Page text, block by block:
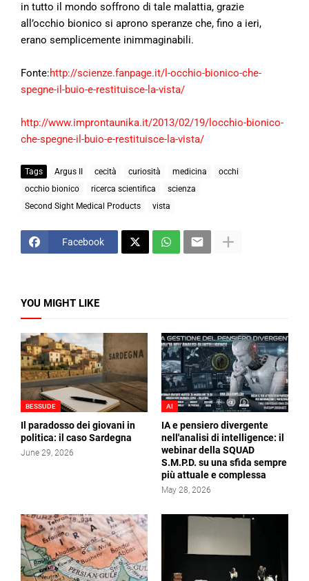
in tutto il mondo soffrono di tale malattia, grazie
all’occhio bionico si aprono speranze che, fino a ieri,
erano semplicemente inimmaginabili.
Fonte:http://scienze.fanpage.it/l-occhio-bionico-che-
spegne-il-buio-e-restituisce-la-vista/
http://www.improntaunika.it/2013/02/19/locchio-bionico-
che-spegne-il-buio-e-restituisce-la-vista/
Tags Argus II cecità curiosità medicina
occhi
occhio bionico
ricerca scientifica
scienza
Second Sight Medical Products
vista
Facebook
YOU MIGHT LIKE
BESSUDE
Il paradosso dei giovani in
politica: il caso Sardegna
June 29, 2026
AI
IA e pensiero divergente
nell'analisi di intelligence: il
webinar della SQUAD
S.M.P.D. su una sfida sempre
più attuale e complessa
May 28, 2026